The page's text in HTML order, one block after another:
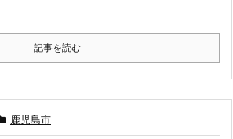
記事を読む
鹿児島市